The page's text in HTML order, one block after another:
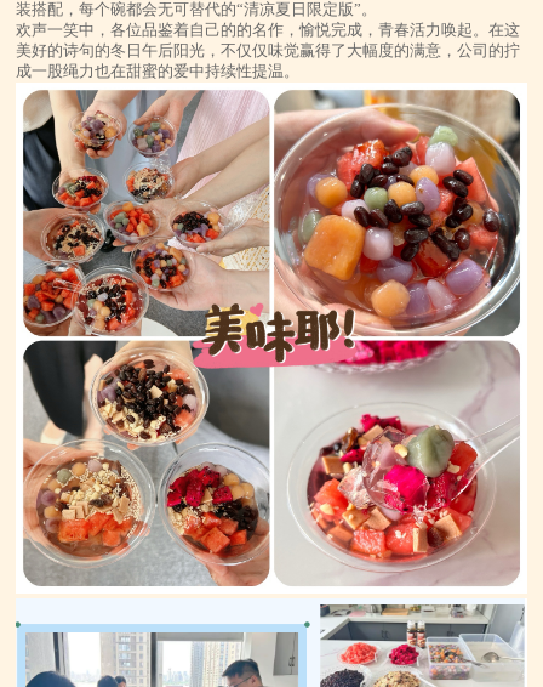
装搭配，每个碗都会无可替代的“清凉夏日限定版”。
欢声一笑中，各位品鉴着自己的的名作，愉悦完成，青春活力唤起。在这
美好的诗句的冬日午后阳光，不仅仅味觉赢得了大幅度的满意，公司的拧
成一股绳力也在甜蜜的爱中持续性提温。